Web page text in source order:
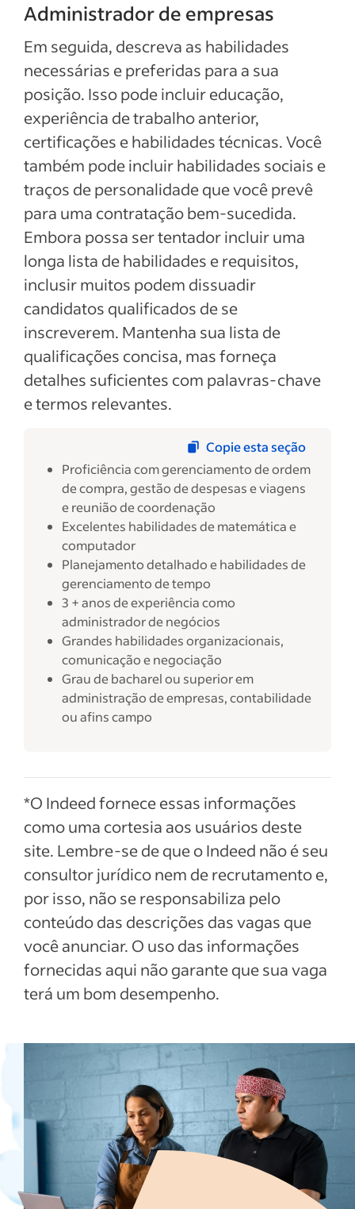
Administrador de empresas
Em seguida, descreva as habilidades
necessárias e preferidas para a sua
posição. Isso pode incluir educação,
experiência de trabalho anterior,
certificações e habilidades técnicas. Você
também pode incluir habilidades sociais e
traços de personalidade que você prevê
para uma contratação bem-sucedida.
Embora possa ser tentador incluir uma
longa lista de habilidades e requisitos,
inclusir muitos podem dissuadir
candidatos qualificados de se
inscreverem. Mantenha sua lista de
qualificações concisa, mas forneça
detalhes suficientes com palavras-chave
e termos relevantes.
Copie esta seção
Proficiência com gerenciamento de ordem
de compra, gestão de despesas e viagens
e reunião de coordenação
Excelentes habilidades de matemática e
computador
Planejamento detalhado e habilidades de
gerenciamento de tempo
3 + anos de experiência como
administrador de negócios
Grandes habilidades organizacionais,
comunicação e negociação
Grau de bacharel ou superior em
administração de empresas, contabilidade
ou afins campo
*O Indeed fornece essas informações
como uma cortesia aos usuários deste
site. Lembre-se de que o Indeed não é seu
consultor jurídico nem de recrutamento e,
por isso, não se responsabiliza pelo
conteúdo das descrições das vagas que
você anunciar. O uso das informações
fornecidas aqui não garante que sua vaga
terá um bom desempenho.